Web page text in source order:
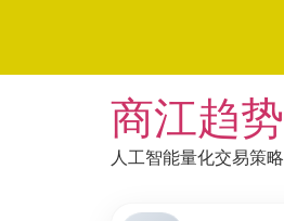
商江趋势
人工智能量化交易策略